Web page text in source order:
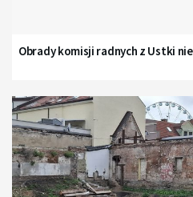
Obrady komisji radnych z Ustki